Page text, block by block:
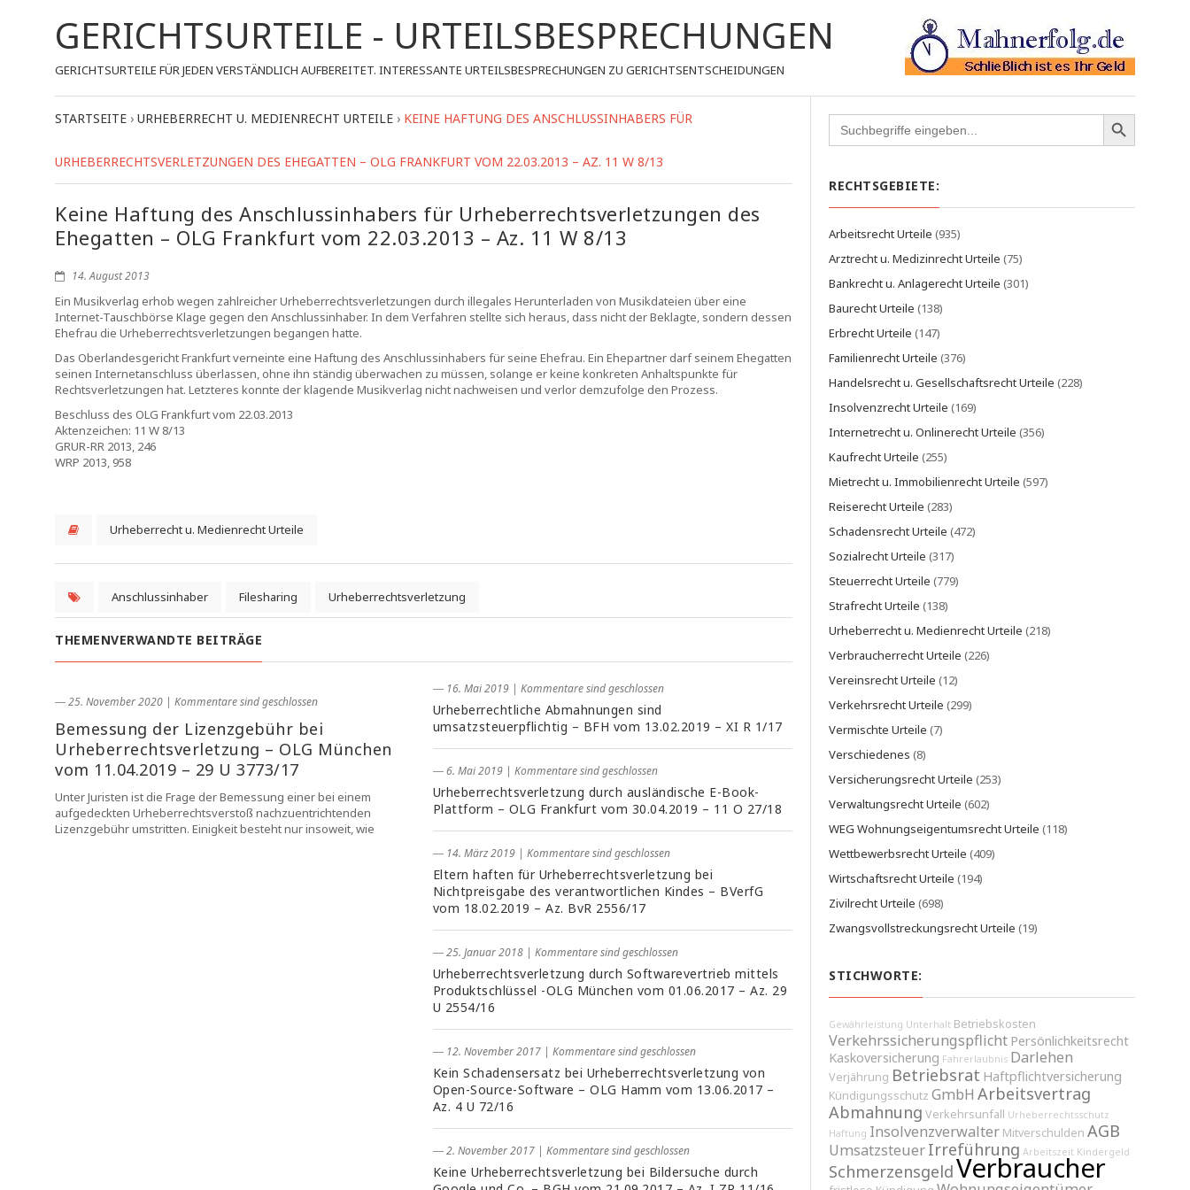
GERICHTSURTEILE - URTEILSBESPRECHUNGEN
GERICHTSURTEILE FÜR JEDEN VERSTÄNDLICH AUFBEREITET. INTERESSANTE URTEILSBESPRECHUNGEN ZU GERICHTSENTSCHEIDUNGEN
STARTSEITE › URHEBERRECHT U. MEDIENRECHT URTEILE › KEINE HAFTUNG DES ANSCHLUSSINHABERS FÜR
URHEBERRECHTSVERLETZUNGEN DES EHEGATTEN – OLG FRANKFURT VOM 22.03.2013 – AZ. 11 W 8/13
Keine Haftung des Anschlussinhabers für Urheberrechtsverletzungen des
Ehegatten – OLG Frankfurt vom 22.03.2013 – Az. 11 W 8/13
14. August 2013
Ein Musikverlag erhob wegen zahlreicher Urheberrechtsverletzungen durch illegales Herunterladen von Musikdateien über eine
Internet-Tauschbörse Klage gegen den Anschlussinhaber. In dem Verfahren stellte sich heraus, dass nicht der Beklagte, sondern dessen
Ehefrau die Urheberrechtsverletzungen begangen hatte.
Das Oberlandesgericht Frankfurt verneinte eine Haftung des Anschlussinhabers für seine Ehefrau. Ein Ehepartner darf seinem Ehegatten
seinen Internetanschluss überlassen, ohne ihn ständig überwachen zu müssen, solange er keine konkreten Anhaltspunkte für
Rechtsverletzungen hat. Letzteres konnte der klagende Musikverlag nicht nachweisen und verlor demzufolge den Prozess.
Beschluss des OLG Frankfurt vom 22.03.2013
Aktenzeichen: 11 W 8/13
GRUR-RR 2013, 246
WRP 2013, 958
Urheberrecht u. Medienrecht Urteile
Anschlussinhaber Filesharing Urheberrechtsverletzung
THEMENVERWANDTE BEITRÄGE
― 25. November 2020 | Kommentare sind geschlossen
Bemessung der Lizenzgebühr bei
Urheberrechtsverletzung – OLG München
vom 11.04.2019 – 29 U 3773/17
Unter Juristen ist die Frage der Bemessung einer bei einem
aufgedeckten Urheberrechtsverstoß nachzuentrichtenden
Lizenzgebühr umstritten. Einigkeit besteht nur insoweit, wie
― 16. Mai 2019 | Kommentare sind geschlossen
Urheberrechtliche Abmahnungen sind
umsatzsteuerpflichtig – BFH vom 13.02.2019 – XI R 1/17
― 6. Mai 2019 | Kommentare sind geschlossen
Urheberrechtsverletzung durch ausländische E-Book-
Plattform – OLG Frankfurt vom 30.04.2019 – 11 O 27/18
― 14. März 2019 | Kommentare sind geschlossen
Eltern haften für Urheberrechtsverletzung bei
Nichtpreisgabe des verantwortlichen Kindes – BVerfG
vom 18.02.2019 – Az. BvR 2556/17
― 25. Januar 2018 | Kommentare sind geschlossen
Urheberrechtsverletzung durch Softwarevertrieb mittels
Produktschlüssel -OLG München vom 01.06.2017 – Az. 29
U 2554/16
― 12. November 2017 | Kommentare sind geschlossen
Kein Schadensersatz bei Urheberrechtsverletzung von
Open-Source-Software – OLG Hamm vom 13.06.2017 –
Az. 4 U 72/16
― 2. November 2017 | Kommentare sind geschlossen
Keine Urheberrechtsverletzung bei Bildersuche durch
Search
for:
RECHTSGEBIETE:
Arbeitsrecht Urteile (935)
Arztrecht u. Medizinrecht Urteile (75)
Bankrecht u. Anlagerecht Urteile (301)
Baurecht Urteile (138)
Erbrecht Urteile (147)
Familienrecht Urteile (376)
Handelsrecht u. Gesellschaftsrecht Urteile (228)
Insolvenzrecht Urteile (169)
Internetrecht u. Onlinerecht Urteile (356)
Kaufrecht Urteile (255)
Mietrecht u. Immobilienrecht Urteile (597)
Reiserecht Urteile (283)
Schadensrecht Urteile (472)
Sozialrecht Urteile (317)
Steuerrecht Urteile (779)
Strafrecht Urteile (138)
Urheberrecht u. Medienrecht Urteile (218)
Verbraucherrecht Urteile (226)
Vereinsrecht Urteile (12)
Verkehrsrecht Urteile (299)
Vermischte Urteile (7)
Verschiedenes (8)
Versicherungsrecht Urteile (253)
Verwaltungsrecht Urteile (602)
WEG Wohnungseigentumsrecht Urteile (118)
Wettbewerbsrecht Urteile (409)
Wirtschaftsrecht Urteile (194)
Zivilrecht Urteile (698)
Zwangsvollstreckungsrecht Urteile (19)
STICHWORTE:
Gewährleistung Unterhalt Betriebskosten
Verkehrssicherungspflicht Persönlichkeitsrecht
Kaskoversicherung Fahrerlaubnis Darlehen
Verjährung Betriebsrat Haftpflichtversicherung
Kündigungsschutz GmbH Arbeitsvertrag
Abmahnung Verkehrsunfall Urheberrechtsschutz
Haftung Insolvenzverwalter Mitverschulden AGB
UmsatzsteuerIrreführung Arbeitszeit Kindergeld
SchmerzensgeldVerbraucher